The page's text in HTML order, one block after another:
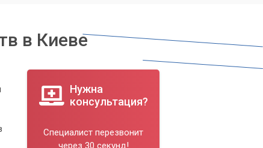
в Киеве
Нужна
консультация?
Специалист перезвонит
через 30 секунд!